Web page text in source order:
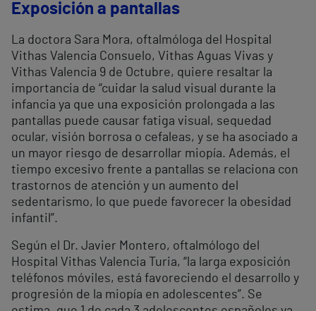
Exposición a pantallas
La doctora Sara Mora, oftalmóloga del Hospital
Vithas Valencia Consuelo, Vithas Aguas Vivas y
Vithas Valencia 9 de Octubre, quiere resaltar la
importancia de “cuidar la salud visual durante la
infancia ya que una exposición prolongada a las
pantallas puede causar fatiga visual, sequedad
ocular, visión borrosa o cefaleas, y se ha asociado a
un mayor riesgo de desarrollar miopía. Además, el
tiempo excesivo frente a pantallas se relaciona con
trastornos de atención y un aumento del
sedentarismo, lo que puede favorecer la obesidad
infantil”.
Según el Dr. Javier Montero, oftalmólogo del
Hospital Vithas Valencia Turia, “la larga exposición
teléfonos móviles, está favoreciendo el desarrollo y
progresión de la miopía en adolescentes”. Se